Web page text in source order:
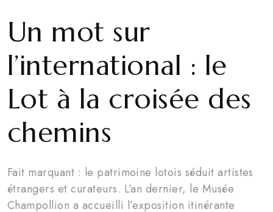
Un mot sur
l’international : le
Lot à la croisée des
chemins
Fait marquant : le patrimoine lotois séduit artistes
étrangers et curateurs. L’an dernier, le Musée
Champollion a accueilli l’exposition itinérante